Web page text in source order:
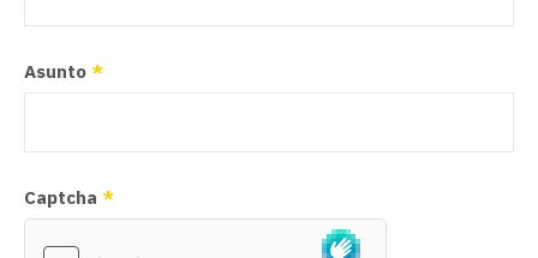
Asunto *
Captcha *